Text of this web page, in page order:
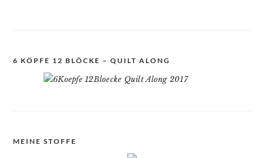
6 KÖPFE 12 BLÖCKE – QUILT ALONG
MEINE STOFFE